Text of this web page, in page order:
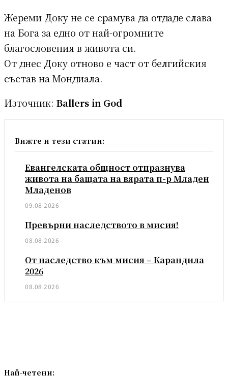
Жереми Доку не се срамува да отдаде слава
на Бога за едно от най-огромните
благословения в живота си.
От днес Доку отново е част от белгийския
състав на Мондиала.
Източник: Ballers in God
Вижте и тези статии:
Евангелската общност отпразнува
живота на бащата на вярата п-р Младен
Младенов
09.08.2026
Превърни наследството в мисия!
08.08.2026
От наследство към мисия – Карандила
2026
08.08.2026
Най-четени: